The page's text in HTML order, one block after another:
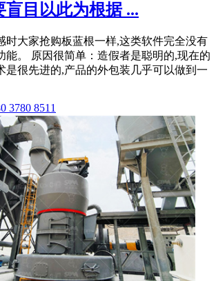
盲目以此为根据 ...
时大家抢购板蓝根一样,这类软件完全没有
能。 原因很简单：造假者是聪明的,现在的
是很先进的,产品的外包装几乎可以做到一
3780 8511